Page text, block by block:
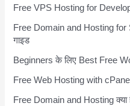
Free VPS Hosting for
Free Domain and Hosting
गाइड
Beginners के लिए Best Free
Free Web Hosting with
Free Domain and Hosting क्या